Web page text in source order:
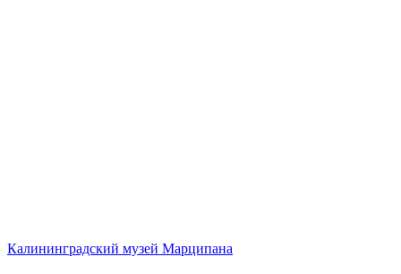
Калининградский музей Марципана